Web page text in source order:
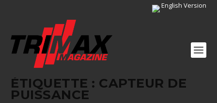
English Version
ÉTIQUETTE : CAPTEUR DE
PUISSANCE